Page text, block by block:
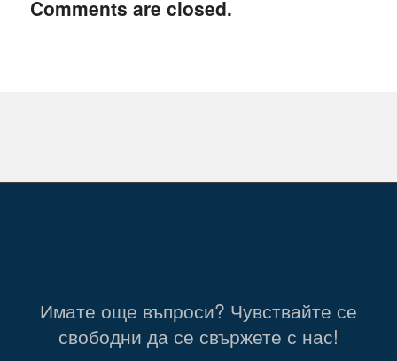
Comments are closed.
Имате още въпроси? Чувствайте се
свободни да се свържете с нас!